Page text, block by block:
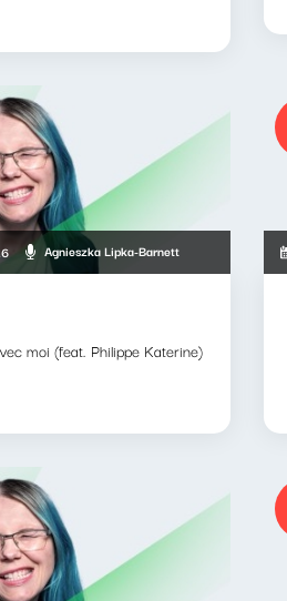
Agnieszka Lipka-Barnett
moi (feat. Philippe Katerine)